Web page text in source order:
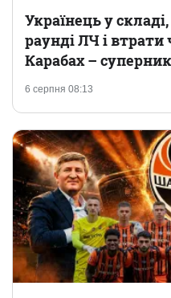
6 серпня 08:13
Українець у
раунді ЛЧ і втрати
Карабах –